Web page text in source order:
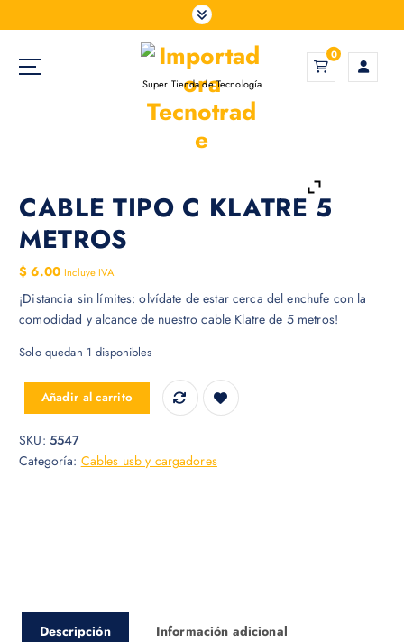
a
Super Tienda de Tecnología
0
CABLE TIPO C KLATRE 5
METROS
$ 6.00 Incluye IVA
¡Distancia sin límites: olvídate de estar cerca del enchufe con la
comodidad y alcance de nuestro cable Klatre de 5 metros!
Solo quedan 1 disponibles
CABLE TIPO C KLATRE 5 METROS cantidad
Añadir al carrito
SKU: 5547
Categoría: Cables usb y cargadores
Descripción Información adicional